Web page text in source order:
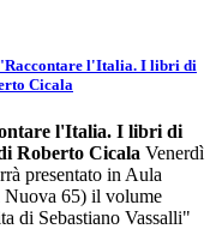
"Raccontare l'Italia. I libri di
Cicala
l'Italia. I libri di
Roberto Cicala Venerdì
presentato in Aula
Nuova 65) il volume
di Sebastiano Vassalli"